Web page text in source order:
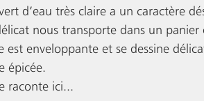
d’eau très claire a un caractère
nous transporte dans un
est enveloppante et se dessine
épicée.
raconte ici...